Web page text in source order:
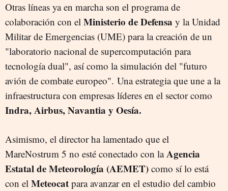
Otras líneas ya en marcha son el programa de
colaboración con el Ministerio de Defensa y la Unidad
Militar de Emergencias (UME) para la creación de un
"laboratorio nacional de supercomputación para
tecnología dual", así como la simulación del "futuro
avión de combate europeo". Una estrategia que une a la
infraestructura con empresas líderes en el sector como
Indra, Airbus, Navantia y Oesía.
Asimismo, el director ha lamentado que el
MareNostrum 5 no esté conectado con laAgencia
Estatal de Meteorología (AEMET) como sí lo está
con el Meteocat para avanzar en el estudio del cambio